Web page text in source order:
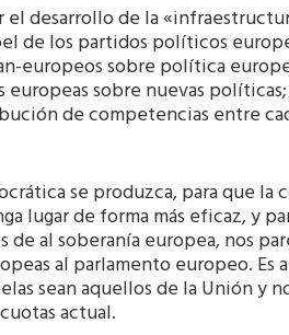
el desarrollo de la
de los partidos políticos
europeos sobre política
europeas sobre nuevas
de competencias entre
se produzca, para que
lugar de forma más eficaz, y
al soberanía europea, nos
al parlamento europeo.
sean aquellos de la Unión y
actual.